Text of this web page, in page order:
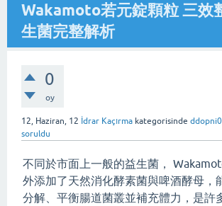
Wakamoto若元錠顆粒 三效
生菌完整解析
0
oy
12, Haziran, 12 İdrar Kaçırma kategorisinde
soruldu
不同於市面上一般的益生菌，
外添加了天然消化酵素菌與啤酒酵母，
分解、平衡腸道菌叢並補充體力，是許